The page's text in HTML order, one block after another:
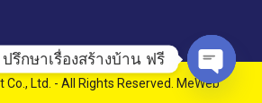
Ltd. - All Rights Reserved. MeWeb
ปรึกษาเรื่องสร้างบ้าน ฟรี
Open